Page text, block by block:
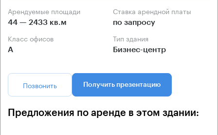
Арендуемые площади
44 — 2433 кв.м
Ставка арендной платы
по запросу
Класс офисов
А
Тип здания
Бизнес-центр
Позвонить Получить презентацию
Предложения по аренде в этом здании: